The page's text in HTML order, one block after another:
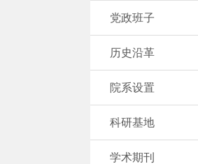
党政班子
历史沿革
院系设置
科研基地
学术期刊